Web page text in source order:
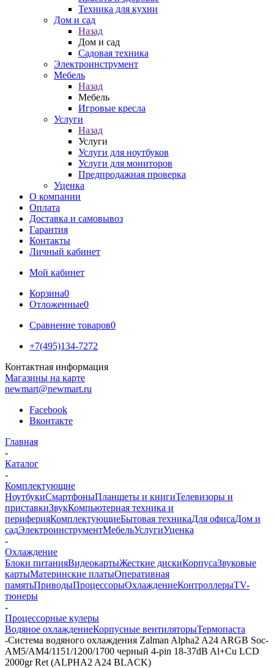
Техника для кухни
Дом и сад
Назад
Дом и сад
Садовая техника
Электроинструмент
Мебель
Назад
Мебель
Игровые кресла
Услуги
Назад
Услуги
Услуги для ноутбуков
Услуги для мониторов
Предпродажная проверка
Уценка
О компании
Оплата
Доставка и самовывоз
Гарантия
Контакты
Личный кабинет
Мой кабинет
Корзина0
Отложенные0
Сравнение товаров0
+7(495)134-7272
Контактная информация
Магазины на карте
newmart@newmart.ru
Facebook
Вконтакте
Главная
-
Каталог
-
Комплектующие
НоутбукиСмартфоныПланшеты и книгиТелевизоры и
приставкиЗвукКомпьютерная техника и
периферияКомплектующиеБытовая техникаДля офисаДом и
садЭлектроинструментМебельУслугиУценка
-
Охлаждение
Блоки питанияВидеокартыЖесткие дискиКорпусаЗвуковые
картыМатеринские платыОперативная
памятьПриводыПроцессорыОхлаждениеКонтроллерыTV-
тюнеры
-
Процессорные кулеры
Водяное охлаждениеКорпусные вентиляторыТермопаста
-Система водяного охлаждения Zalman Alpha2 A24 ARGB Soc-
AM5/AM4/1151/1200/1700 черный 4-pin 18-37dB Al+Cu LCD
2000gr Ret (ALPHA2 A24 BLACK)